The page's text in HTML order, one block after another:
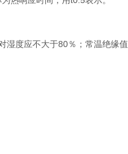
度应不大于80％；常温绝缘